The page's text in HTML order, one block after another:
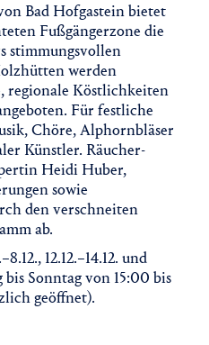
Bad Hofgastein bietet
Fußgängerzone die
stimmungsvollen
werden
regionale Köstlichkeiten
Für festliche
Chöre, Alphornbläser
Künstler. Räucher-
Heidi Huber,
sowie
den verschneiten
ab.
12.12.–14.12. und
bis Sonntag von 15:00 bis
geöffnet).